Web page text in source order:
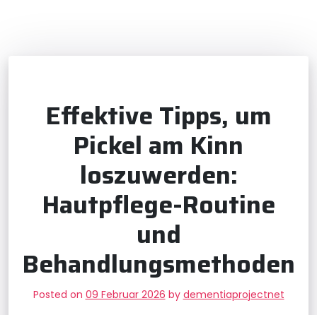
Effektive Tipps, um
Pickel am Kinn
loszuwerden:
Hautpflege-Routine
und
Behandlungsmethoden
Posted on 09 Februar 2026 by dementiaprojectnet